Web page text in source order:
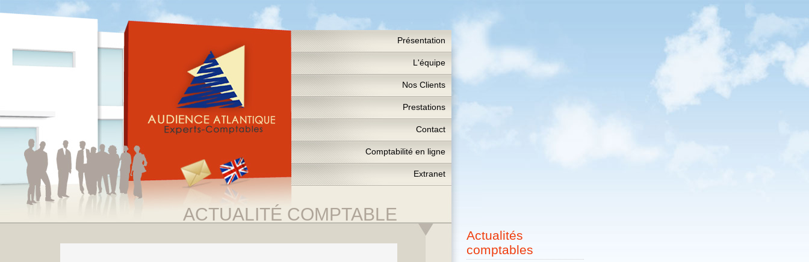
Présentation
L'équipe
Nos Clients
Prestations
Contact
Comptabilité en ligne
Extranet
ACTUALITÉ COMPTABLE
Actualités
comptables